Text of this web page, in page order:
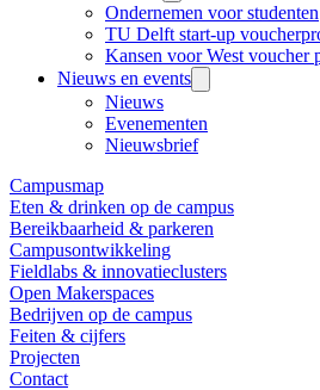
Ondernemen voor studenten
TU Delft start-up
Kansen voor West voucher
Nieuws en events
Nieuws
Evenementen
Nieuwsbrief
Campusmap
Eten & drinken op de campus
Bereikbaarheid & parkeren
Campusontwikkeling
Fieldlabs & innovatieclusters
Open Makerspaces
Bedrijven op de campus
Feiten & cijfers
Projecten
Contact